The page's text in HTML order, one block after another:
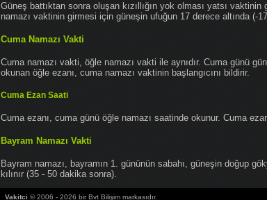
Güneş battıktan sonra oluşan kızıllığın yok olması yatsı
namazı vaktinin girmesi için güneşin ufuğun 17 derece altında (-
Cuma Namazı Vakti
Cuma namazı vakti, öğle namazı vakti ile aynıdır. Cuma günü
okunan öğle ezanı, cuma namazı vaktinin başlangıcını bildirir.
Cuma Ezan Saati
Cuma ezanı, cuma günü öğle namazı saatinde okunur. Cuma
Bayram Namazı Vakti
Bayram namazı, bayramın 1. gününün sabahı, güneşin doğup
kılınır (35 - 50 dakika sonra).
Vakitci © 2006 - 2026 bir Bvt Bilişim markasıdır.